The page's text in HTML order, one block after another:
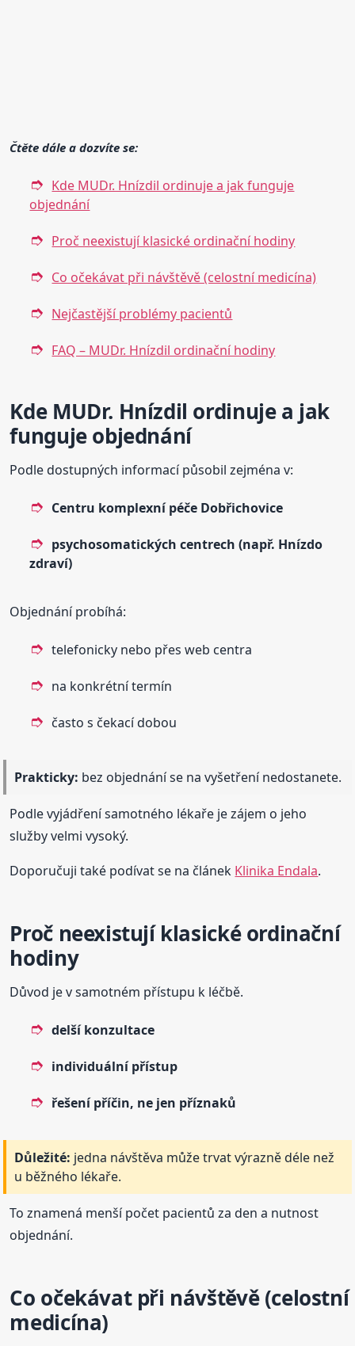
Čtěte dále a dozvíte se:
Kde MUDr. Hnízdil ordinuje a jak funguje
objednání
Proč neexistují klasické ordinační hodiny
Co očekávat při návštěvě (celostní medicína)
Nejčastější problémy pacientů
FAQ – MUDr. Hnízdil ordinační hodiny
Kde MUDr. Hnízdil ordinuje a jak
funguje objednání
Podle dostupných informací působil zejména v:
Centru komplexní péče Dobřichovice
psychosomatických centrech (např. Hnízdo
zdraví)
Objednání probíhá:
telefonicky nebo přes web centra
na konkrétní termín
často s čekací dobou
Prakticky: bez objednání se na vyšetření nedostanete.
Podle vyjádření samotného lékaře je zájem o jeho
služby velmi vysoký.
Doporučuji také podívat se na článek Klinika Endala.
Proč neexistují klasické ordinační
hodiny
Důvod je v samotném přístupu k léčbě.
delší konzultace
individuální přístup
řešení příčin, ne jen příznaků
Důležité: jedna návštěva může trvat výrazně déle než
u běžného lékaře.
To znamená menší počet pacientů za den a nutnost
objednání.
Co očekávat při návštěvě (celostní
medicína)